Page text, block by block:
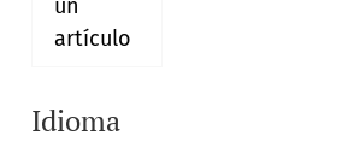
un
artículo
Idioma